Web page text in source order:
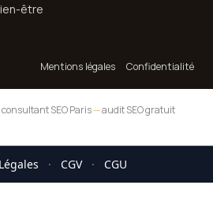
être
Mentions légales Confidentialité
consultant SEO Paris—audit SEO gratuit
· CGV · CGU